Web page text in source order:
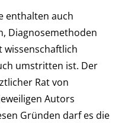
enthalten auch
Diagnosemethoden
wissenschaftlich
umstritten ist. Der
Rat von
Autors
Gründen darf es die